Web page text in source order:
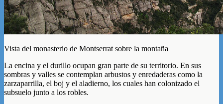
Vista del monasterio de Montserrat sobre la montaña
La encina y el durillo ocupan gran parte de su territorio. En sus
sombras y valles se contemplan arbustos y enredaderas como la
zarzaparrilla, el boj y el aladierno, los cuales han colonizado el
subsuelo junto a los robles.